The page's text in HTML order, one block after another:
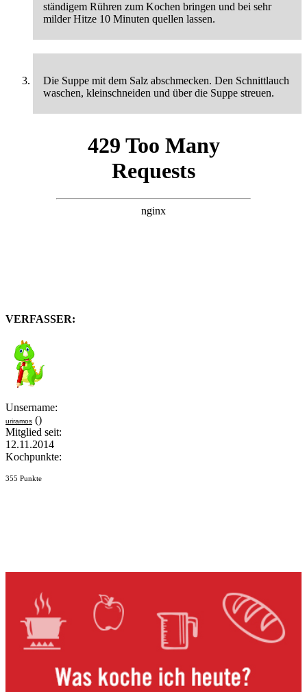
ständigem Rühren zum Kochen bringen und bei sehr
milder Hitze 10 Minuten quellen lassen.
Die Suppe mit dem Salz abschmecken. Den Schnittlauch
waschen, kleinschneiden und über die Suppe streuen.
VERFASSER:
Unsername:
uriramos ()
Mitglied seit:
12.11.2014
Kochpunkte:
355 Punkte